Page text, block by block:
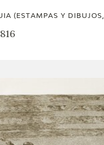
(ESTAMPAS Y